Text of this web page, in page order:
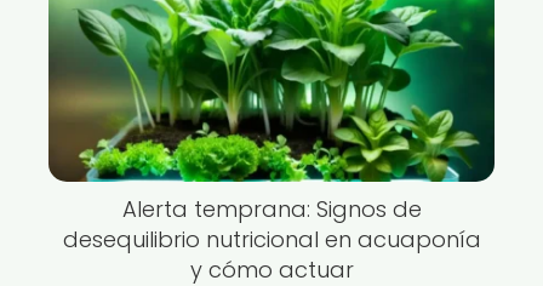
Alerta temprana: Signos de
desequilibrio nutricional en acuaponía
y cómo actuar